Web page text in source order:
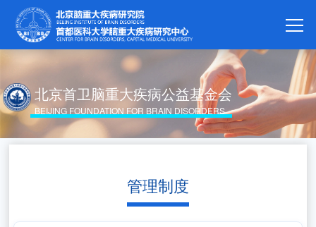
北京首卫脑重大疾病公益基金会
BEIJING FOUNDATION FOR BRAIN DISORDERS
管理制度